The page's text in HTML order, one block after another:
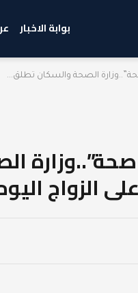
بوابة الاخبار
مليون
الزواج